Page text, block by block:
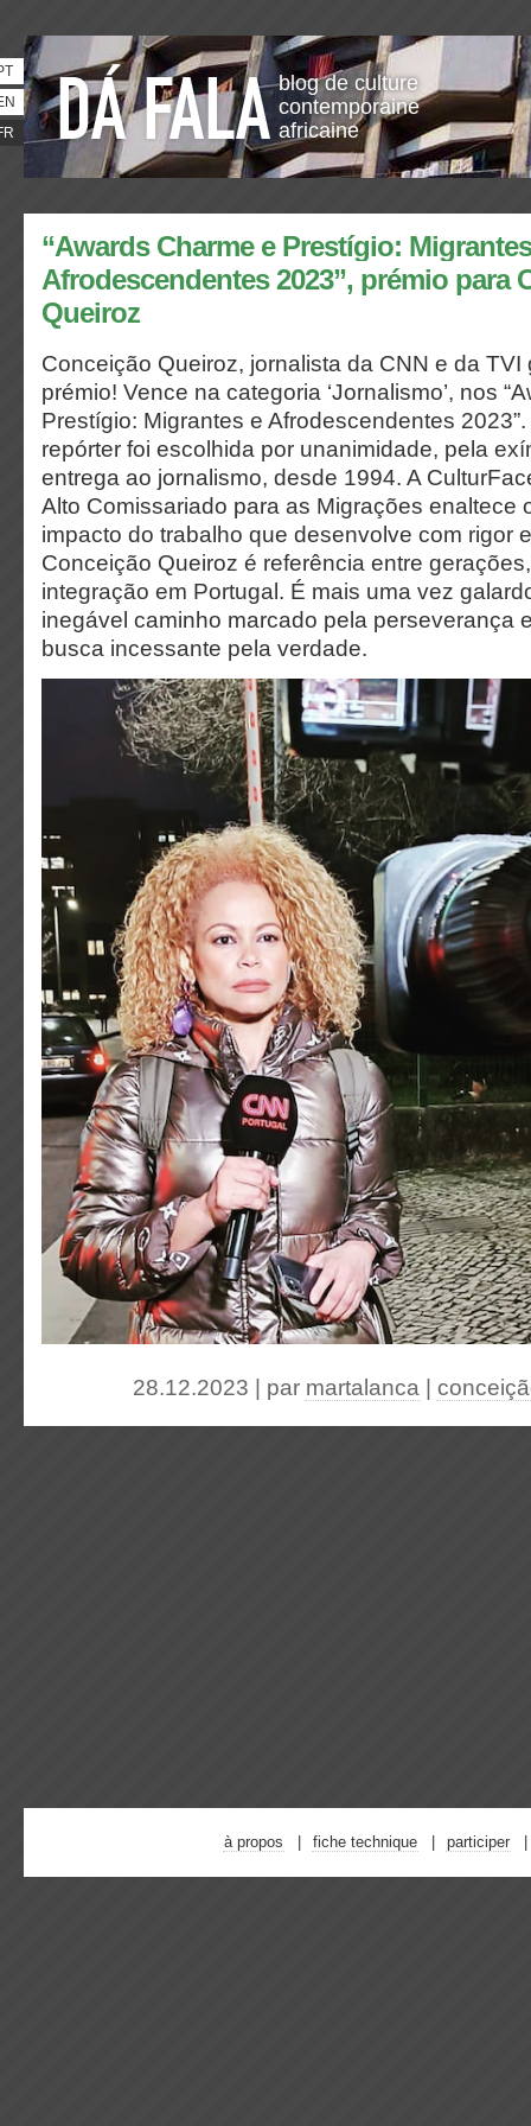
blog de culture
contemporaine
africaine
“Awards Charme e Prestígio:
Afrodescendentes 2023”, prémio para
Queiroz
Conceição Queiroz, jornalista da CNN e da TVI
prémio! Vence na categoria ‘Jornalismo’, nos
Prestígio: Migrantes e Afrodescendentes
repórter foi escolhida por unanimidade, pela
entrega ao jornalismo, desde 1994. A
Alto Comissariado para as Migrações enaltece
impacto do trabalho que desenvolve com rigor
Conceição Queiroz é referência entre
integração em Portugal. É mais uma vez
inegável caminho marcado pela perseverança
busca incessante pela verdade.
28.12.2023 | par martalanca
à propos fiche technique participer